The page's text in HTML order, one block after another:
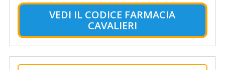
VEDI IL CODICE FARMACIA
CAVALIERI